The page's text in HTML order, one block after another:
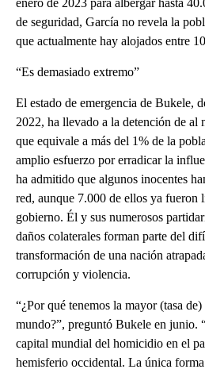
enero de 2023 para albergar hasta
de seguridad, García no revela la
que actualmente hay alojados entre
“Es demasiado extremo”
El estado de emergencia de Bukele,
2022, ha llevado a la detención de al
que equivale a más del 1% de la
amplio esfuerzo por erradicar la
ha admitido que algunos inocentes
red, aunque 7.000 de ellos ya fueron
gobierno. Él y sus numerosos
daños colaterales forman parte del
transformación de una nación
corrupción y violencia.
“¿Por qué tenemos la mayor (tasa
mundo?”, preguntó Bukele en junio.
capital mundial del homicidio en el
hemisferio occidental. La única